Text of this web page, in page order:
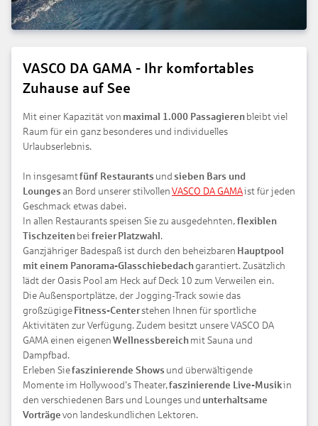
VASCO DA GAMA - Ihr komfortables
Zuhause auf See
Mit einer Kapazität von maximal 1.000 Passagieren bleibt viel
Raum für ein ganz besonderes und individuelles
Urlaubserlebnis.
In insgesamtfünf Restaurants und sieben Bars und
Lounges an Bord unserer stilvollen VASCO DA GAMAist für jeden
Geschmack etwas dabei.
In allen Restaurants speisen Sie zu ausgedehnten, flexiblen
Tischzeiten bei freier Platzwahl .
Ganzjähriger Badespaß ist durch den beheizbaren Hauptpool
mit einem Panorama-Glasschiebedach garantiert. Zusätzlich
lädt der Oasis Pool am Heck auf Deck 10 zum Verweilen ein.
Die Außensportplätze, der Jogging-Track sowie das
großzügige Fitness-Centerstehen Ihnen für sportliche
Aktivitäten zur Verfügung. Zudem besitzt unsere VASCO DA
GAMA einen eigenen Wellnessbereich mit Sauna und
Dampfbad.
Erleben Siefaszinierende Shows und überwältigende
Momente im Hollywood's Theater,faszinierende Live-Musikin
den verschiedenen Bars und Lounges und unterhaltsame
Vorträge von landeskundlichen Lektoren.